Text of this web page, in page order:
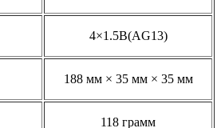
4×1.5В(AG13)
188 мм × 35 мм × 35 мм
118 грамм